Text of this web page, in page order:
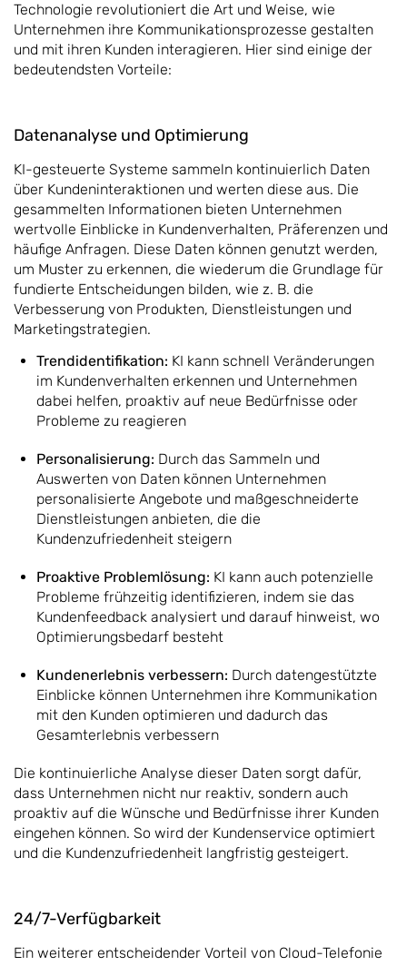
Technologie revolutioniert die Art und Weise, wie
Unternehmen ihre Kommunikationsprozesse gestalten
und mit ihren Kunden interagieren. Hier sind einige der
bedeutendsten Vorteile:
Datenanalyse und Optimierung
KI-gesteuerte Systeme sammeln kontinuierlich Daten
über Kundeninteraktionen und werten diese aus. Die
gesammelten Informationen bieten Unternehmen
wertvolle Einblicke in Kundenverhalten, Präferenzen und
häufige Anfragen. Diese Daten können genutzt werden,
um Muster zu erkennen, die wiederum die Grundlage für
fundierte Entscheidungen bilden, wie z. B. die
Verbesserung von Produkten, Dienstleistungen und
Marketingstrategien.
Trendidentifikation: KI kann schnell Veränderungen
im Kundenverhalten erkennen und Unternehmen
dabei helfen, proaktiv auf neue Bedürfnisse oder
Probleme zu reagieren
Personalisierung: Durch das Sammeln und
Auswerten von Daten können Unternehmen
personalisierte Angebote und maßgeschneiderte
Dienstleistungen anbieten, die die
Kundenzufriedenheit steigern
Proaktive Problemlösung: KI kann auch potenzielle
Probleme frühzeitig identifizieren, indem sie das
Kundenfeedback analysiert und darauf hinweist, wo
Optimierungsbedarf besteht
Kundenerlebnis verbessern: Durch datengestützte
Einblicke können Unternehmen ihre Kommunikation
mit den Kunden optimieren und dadurch das
Gesamterlebnis verbessern
Die kontinuierliche Analyse dieser Daten sorgt dafür,
dass Unternehmen nicht nur reaktiv, sondern auch
proaktiv auf die Wünsche und Bedürfnisse ihrer Kunden
eingehen können. So wird der Kundenservice optimiert
und die Kundenzufriedenheit langfristig gesteigert.
24/7-Verfügbarkeit
Ein weiterer entscheidender Vorteil von Cloud-Telefonie